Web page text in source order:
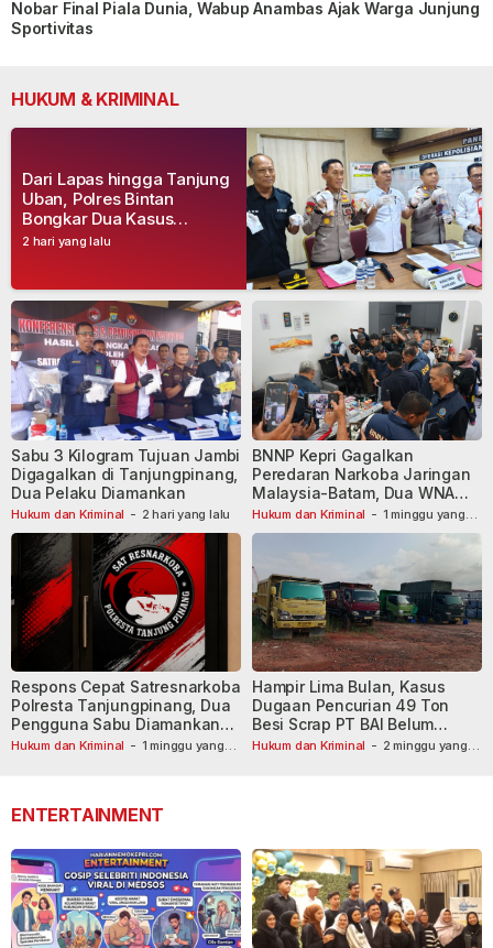
Nobar Final Piala Dunia, Wabup Anambas Ajak Warga Junjung
Sportivitas
HUKUM & KRIMINAL
2 hari yang lalu
Dari Lapas hingga Tanjung
Uban, Polres Bintan
Bongkar Dua Kasus
Narkoba, Empat Tersangka
Hukum dan Kriminal - 2 hari yang lalu
Sabu 3 Kilogram Tujuan Jambi
Digagalkan di Tanjungpinang,
Dua Pelaku Diamankan
Hukum dan Kriminal - 1 minggu yang
BNNP Kepri Gagalkan
Peredaran Narkoba Jaringan
Malaysia-Batam, Dua WNA
Masih Diburu
Hukum dan Kriminal - 1 minggu yang
Respons Cepat Satresnarkoba
Polresta Tanjungpinang, Dua
Pengguna Sabu Diamankan
Usai Dilaporkan ke Call Center
Hukum dan Kriminal - 2 minggu yang
Hampir Lima Bulan, Kasus
Dugaan Pencurian 49 Ton
Besi Scrap PT BAI Belum
Tetapkan Tersangka
ENTERTAINMENT